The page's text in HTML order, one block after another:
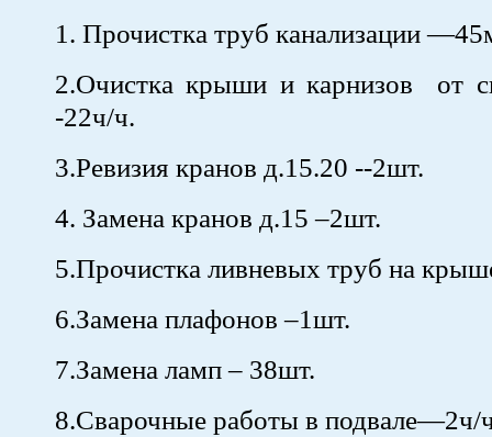
1. Прочистка труб канализации
2.Очистка крыши и карнизов от
-22ч/ч.
3.Ревизия кранов д.15.20 --2шт.
4. Замена кранов д.15 –2шт.
5.Прочистка ливневых труб на
6.Замена плафонов –1шт.
7.Замена ламп – 38шт.
8.Сварочные работы в подвале—2ч/